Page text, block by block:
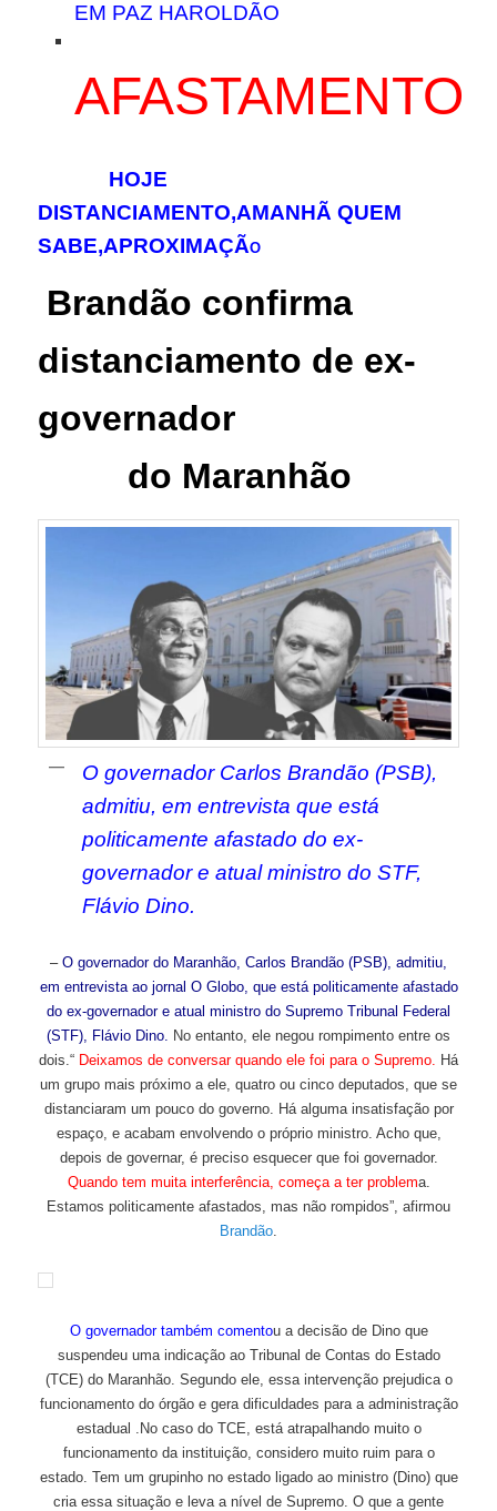
EM PAZ HAROLDÃO
AFASTAMENTO
HOJE
DISTANCIAMENTO,AMANHÃ QUEM
SABE,APROXIMAÇÃO
Brandão confirma
distanciamento de ex-
governador
do Maranhão
O governador Carlos Brandão (PSB),
admitiu, em entrevista que está
politicamente afastado do ex-
governador e atual ministro do STF,
Flávio Dino.
– O governador do Maranhão, Carlos Brandão (PSB), admitiu,
em entrevista ao jornal O Globo, que está politicamente afastado
do ex-governador e atual ministro do Supremo Tribunal Federal
(STF), Flávio Dino. No entanto, ele negou rompimento entre os
dois.“ Deixamos de conversar quando ele foi para o Supremo. Há
um grupo mais próximo a ele, quatro ou cinco deputados, que se
distanciaram um pouco do governo. Há alguma insatisfação por
espaço, e acabam envolvendo o próprio ministro. Acho que,
depois de governar, é preciso esquecer que foi governador.
Quando tem muita interferência, começa a ter problema.
Estamos politicamente afastados, mas não rompidos”, afirmou
Brandão.
O governador também comentou a decisão de Dino que
suspendeu uma indicação ao Tribunal de Contas do Estado
(TCE) do Maranhão. Segundo ele, essa intervenção prejudica o
funcionamento do órgão e gera dificuldades para a administração
estadual .No caso do TCE, está atrapalhando muito o
funcionamento da instituição, considero muito ruim para o
estado. Tem um grupinho no estado ligado ao ministro (Dino) que
cria essa situação e leva a nível de Supremo. O que a gente